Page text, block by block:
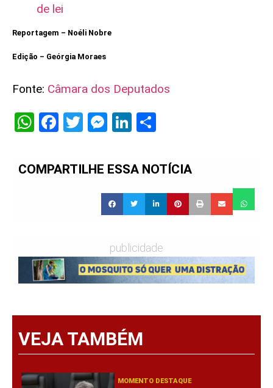
de lei
Reportagem – Noéli Nobre
Edição – Geórgia Moraes
Fonte: Câmara dos Deputados
WhatsApp
Facebook
Twitter
Messenger
LinkedIn
COMPARTILHE ESSA NOTÍCIA
publicidade
VEJA TAMBÉM
MOMENTO DESTAQUE